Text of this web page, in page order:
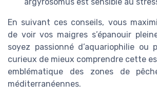
En suivant ces conseils, vous
de voir vos maigres s’épanouir
soyez passionné d’aquariophilie ou
curieux de mieux comprendre cette
emblématique des zones de
méditerranéennes.